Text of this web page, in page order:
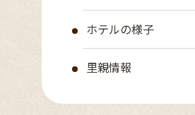
ホテルの様子
里親情報